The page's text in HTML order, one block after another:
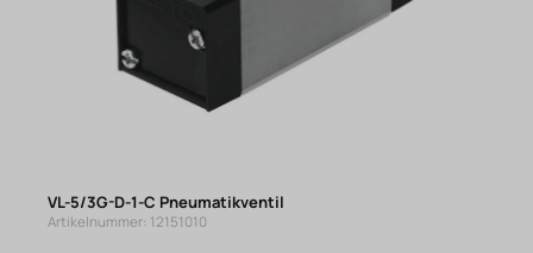
VL-5/3G-D-1-C Pneumatikventil
Artikelnummer: 12151010